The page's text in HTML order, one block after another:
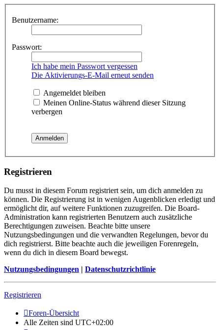
Benutzername:
Passwort:
Ich habe mein Passwort vergessen
Die Aktivierungs-E-Mail erneut senden
Angemeldet bleiben
Meinen Online-Status während dieser Sitzung
verbergen
Registrieren
Du musst in diesem Forum registriert sein, um dich anmelden zu
können. Die Registrierung ist in wenigen Augenblicken erledigt und
ermöglicht dir, auf weitere Funktionen zuzugreifen. Die Board-
Administration kann registrierten Benutzern auch zusätzliche
Berechtigungen zuweisen. Beachte bitte unsere
Nutzungsbedingungen und die verwandten Regelungen, bevor du
dich registrierst. Bitte beachte auch die jeweiligen Forenregeln,
wenn du dich in diesem Board bewegst.
Nutzungsbedingungen | Datenschutzrichtlinie
Registrieren
Foren-Übersicht
Alle Zeiten sind UTC+02:00